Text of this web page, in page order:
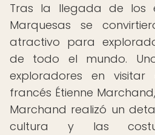
Tras la llegada de los
Marquesas se
atractivo para
de todo el mundo.
exploradores en
francés Étienne
Marchand realizó un
cultura y las